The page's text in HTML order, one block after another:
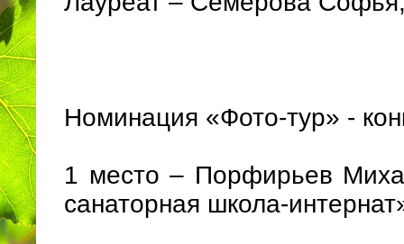
Номинация «Фото-тур» -
1 место – Порфирьев
санаторная школа-